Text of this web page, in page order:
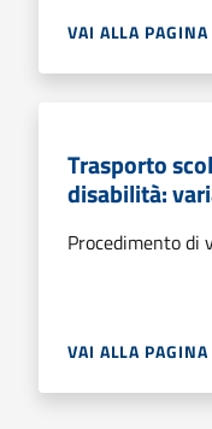
VAI ALLA PAGINA
Trasporto
disabilità:
Procedimento di
VAI ALLA PAGINA